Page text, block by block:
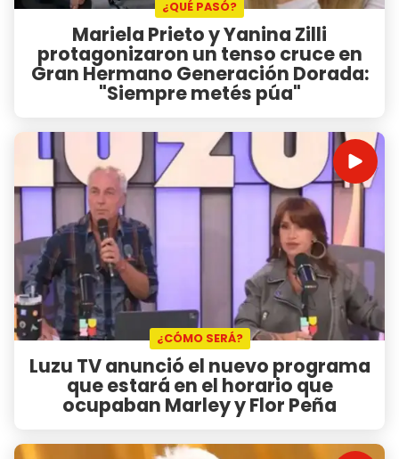
¿QUÉ PASÓ?
Mariela Prieto y Yanina Zilli
protagonizaron un tenso cruce en
Gran Hermano Generación Dorada:
"Siempre metés púa"
¿CÓMO SERÁ?
Luzu TV anunció el nuevo programa
que estará en el horario que
ocupaban Marley y Flor Peña